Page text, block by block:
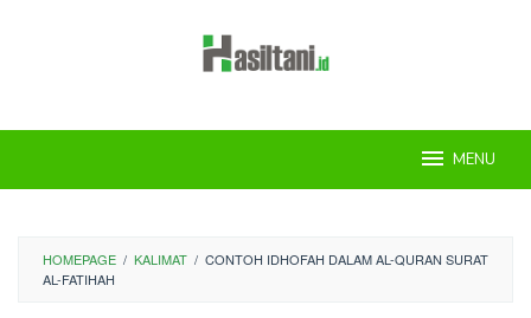
MENU
HOMEPAGE / KALIMAT / CONTOH IDHOFAH DALAM AL-QURAN SURAT
AL-FATIHAH